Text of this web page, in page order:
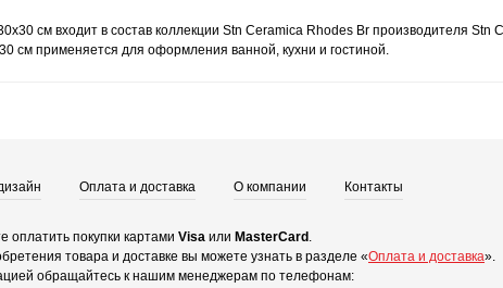
см входит в состав коллекции Stn Ceramica Rhodes Br производителя
см применяется для оформления ванной, кухни и гостиной.
Оплата и доставка О компании Контакты
оплатить покупки картами Visa или MasterCard .
товара и доставке вы можете узнать в разделе «Оплата и доставка».
обращайтесь к нашим менеджерам по телефонам: